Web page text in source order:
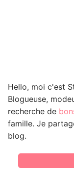
Hello, moi c'est
Blogueuse,
recherche de
famille. Je
blog.